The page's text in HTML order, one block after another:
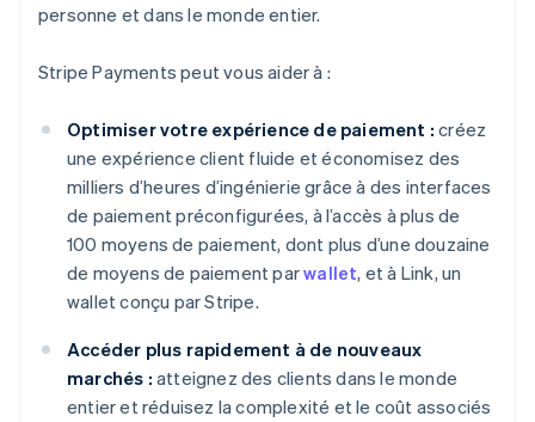
personne et dans le monde entier.
Stripe Payments peut vous aider à :
Optimiser votre expérience de paiement : créez
une expérience client fluide et économisez des
milliers d’heures d’ingénierie grâce à des interfaces
de paiement préconfigurées, à l’accès à plus de
100 moyens de paiement, dont plus d’une douzaine
de moyens de paiement parwallet, et à Link, un
wallet conçu par Stripe.
Accéder plus rapidement à de nouveaux
marchés : atteignez des clients dans le monde
entier et réduisez la complexité et le coût associés